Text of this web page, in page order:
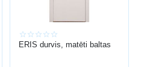
ERIS durvis, matēti baltas